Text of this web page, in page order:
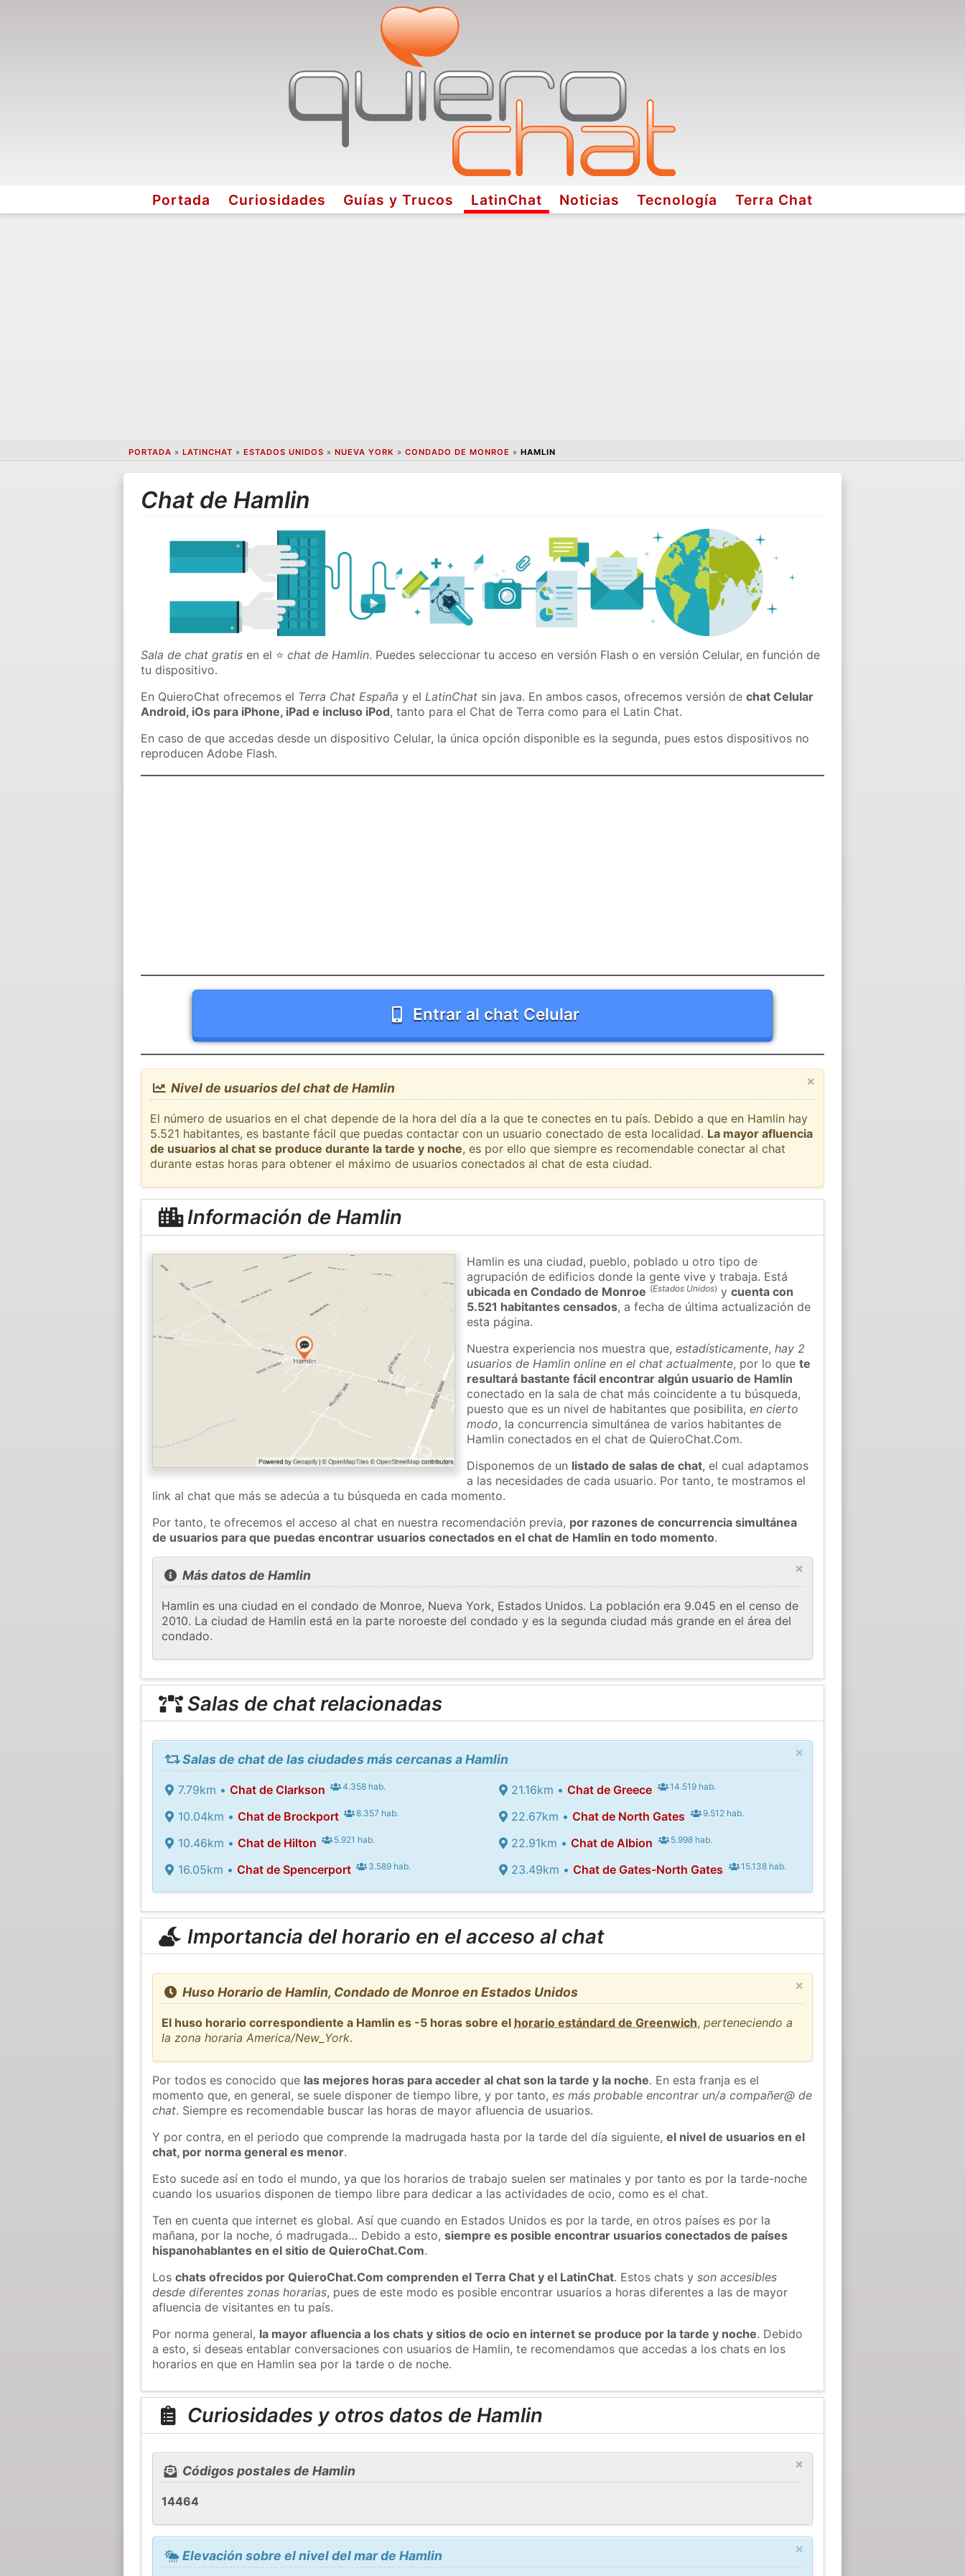
Portada Curiosidades Guías y Trucos LatinChat Noticias Tecnología Terra Chat
PORTADA » LATINCHAT » ESTADOS UNIDOS » NUEVA YORK » CONDADO DE MONROE » HAMLIN
Chat de Hamlin
Sala de chat gratis en el ⭐chat de Hamlin. Puedes seleccionar tu acceso en versión Flash o en versión Celular, en función de
tu dispositivo.
En QuieroChat ofrecemos el Terra Chat España y elLatinChat sin java. En ambos casos, ofrecemos versión dechat Celular
Android, iOs para iPhone, iPad e incluso iPod, tanto para el Chat de Terra como para el Latin Chat.
En caso de que accedas desde un dispositivo Celular, la única opción disponible es la segunda, pues estos dispositivos no
reproducen Adobe Flash.
Entrar al chat Celular
×
Nivel de usuarios del chat de Hamlin
El número de usuarios en el chat depende de la hora del día a la que te conectes en tu país. Debido a que en Hamlin hay
5.521 habitantes, es bastante fácil que puedas contactar con un usuario conectado de esta localidad. La mayor afluencia
de usuarios al chat se produce durante la tarde y noche, es por ello que siempre es recomendable conectar al chat
durante estas horas para obtener el máximo de usuarios conectados al chat de esta ciudad.
Información de Hamlin
Hamlin es una ciudad, pueblo, poblado u otro tipo de
agrupación de edificios donde la gente vive y trabaja. Está
ubicada en Condado de Monroe (Estados Unidos) ycuenta con
5.521 habitantes censados, a fecha de última actualización de
esta página.
Nuestra experiencia nos muestra que,estadísticamente,hay 2
usuarios de Hamlin online en el chat actualmente, por lo quete
resultará bastante fácil encontrar algún usuario de Hamlin
conectado en la sala de chat más coincidente a tu búsqueda,
puesto que es un nivel de habitantes que posibilita,en cierto
modo, la concurrencia simultánea de varios habitantes de
Hamlin conectados en el chat de QuieroChat.Com.
Disponemos de un listado de salas de chat, el cual adaptamos
a las necesidades de cada usuario. Por tanto, te mostramos el
link al chat que más se adecúa a tu búsqueda en cada momento.
Por tanto, te ofrecemos el acceso al chat en nuestra recomendación previa, por razones de concurrencia simultánea
de usuarios para que puedas encontrar usuarios conectados en el chat de Hamlin en todo momento.
×
Más datos de Hamlin
Hamlin es una ciudad en el condado de Monroe, Nueva York, Estados Unidos. La población era 9.045 en el censo de
2010. La ciudad de Hamlin está en la parte noroeste del condado y es la segunda ciudad más grande en el área del
condado.
Salas de chat relacionadas
×
Salas de chat de las ciudades más cercanas a Hamlin
7.79km • Chat de Clarkson 4.358 hab.
10.04km • Chat de Brockport 8.357 hab.
10.46km • Chat de Hilton 5.921 hab.
16.05km • Chat de Spencerport 3.589 hab.
21.16km •Chat de Greece 14.519 hab.
22.67km •Chat de North Gates 9.512 hab.
22.91km •Chat de Albion 5.998 hab.
23.49km •Chat de Gates-North Gates 15.138 hab.
Importancia del horario en el acceso al chat
×
Huso Horario de Hamlin, Condado de Monroe en Estados Unidos
El huso horario correspondiente a Hamlin es -5 horas sobre el horario estándard de Greenwich,perteneciendo a
la zona horaria America/New_York.
Por todos es conocido que las mejores horas para acceder al chat son la tarde y la noche. En esta franja es el
momento que, en general, se suele disponer de tiempo libre, y por tanto,es más probable encontrar un/a compañer@ de
chat. Siempre es recomendable buscar las horas de mayor afluencia de usuarios.
Y por contra, en el periodo que comprende la madrugada hasta por la tarde del día siguiente,el nivel de usuarios en el
chat, por norma general es menor.
Esto sucede así en todo el mundo, ya que los horarios de trabajo suelen ser matinales y por tanto es por la tarde-noche
cuando los usuarios disponen de tiempo libre para dedicar a las actividades de ocio, como es el chat.
Ten en cuenta que internet es global. Así que cuando en Estados Unidos es por la tarde, en otros países es por la
mañana, por la noche, ó madrugada… Debido a esto,siempre es posible encontrar usuarios conectados de países
hispanohablantes en el sitio de QuieroChat.Com.
Loschats ofrecidos por QuieroChat.Com comprenden el Terra Chat y el LatinChat. Estos chats yson accesibles
desde diferentes zonas horarias, pues de este modo es posible encontrar usuarios a horas diferentes a las de mayor
afluencia de visitantes en tu país.
Por norma general, la mayor afluencia a los chats y sitios de ocio en internet se produce por la tarde y noche. Debido
a esto, si deseas entablar conversaciones con usuarios de Hamlin, te recomendamos que accedas a los chats en los
horarios en que en Hamlin sea por la tarde o de noche.
Curiosidades y otros datos de Hamlin
×
Códigos postales de Hamlin
14464
×
Elevación sobre el nivel del mar de Hamlin